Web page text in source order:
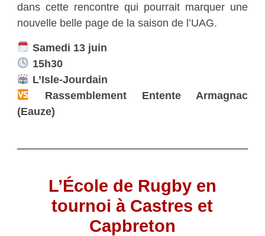
dans cette rencontre qui pourrait marquer une
nouvelle belle page de la saison de l’UAG.
Samedi 13 juin
15h30
L’Isle-Jourdain
Rassemblement Entente Armagnac
(Eauze)
L’École de Rugby en
tournoi à Castres et
Capbreton